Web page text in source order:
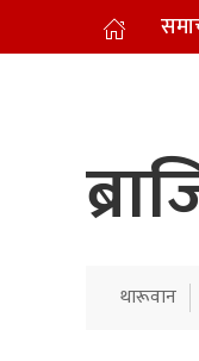
Leading
थारूवान